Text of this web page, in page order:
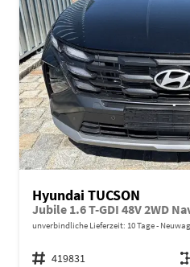
Hyundai TUCSON
unverbindliche Lieferzeit: 10 Tage
Fahrzeugnr. 419831